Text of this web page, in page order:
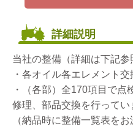
詳細説明
当社の整備（詳細は下記参
・各オイル各エレメント交
・（各部）全170項目で
修理、部品交換を行ってい
（納品時に整備一覧表を